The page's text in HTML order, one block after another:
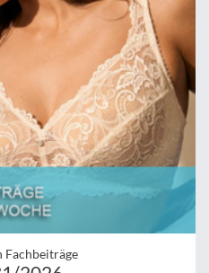
Fachbeiträge